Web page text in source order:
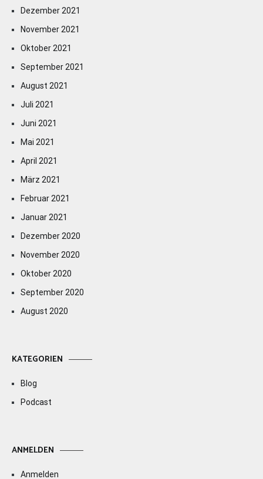
Dezember 2021
November 2021
Oktober 2021
September 2021
August 2021
Juli 2021
Juni 2021
Mai 2021
April 2021
März 2021
Februar 2021
Januar 2021
Dezember 2020
November 2020
Oktober 2020
September 2020
August 2020
KATEGORIEN
Blog
Podcast
ANMELDEN
Anmelden